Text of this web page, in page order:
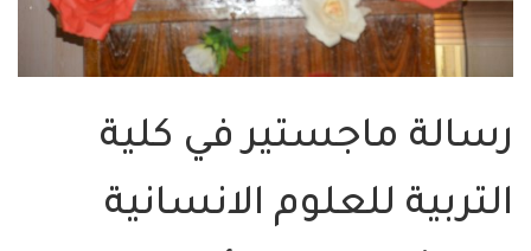
رسالة ماجستير في كلية
التربية للعلوم الانسانية